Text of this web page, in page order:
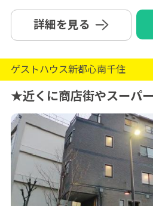
詳細を見る
ゲストハウス新都心南千住
★近くに商店街やスーパ